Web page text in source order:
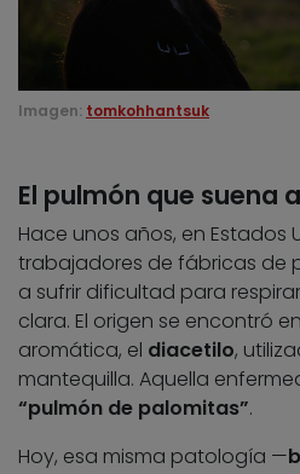
Imagen: tomkohhantsuk
El pulmón que suena
Hace unos años, en Estados
trabajadores de fábricas de
a sufrir dificultad para
clara. El origen se encontró
aromática, el diacetilo,
mantequilla. Aquella
“pulmón de palomitas”.
Hoy, esa misma patología —